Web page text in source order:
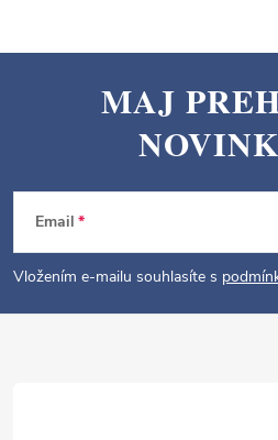
p
e
MAJ
Email
Vložením e-mailu souhlasíte s